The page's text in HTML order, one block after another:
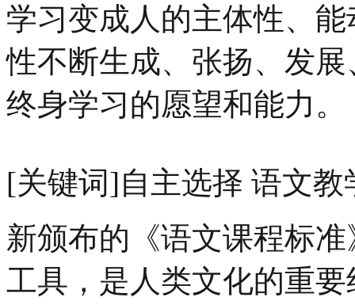
学习变成人的主体性、
性不断生成、张扬、发
终身学习的愿望和能力。
[关键词]自主选择 语文教
新颁布的《语文课程标
工具，是人类文化的重